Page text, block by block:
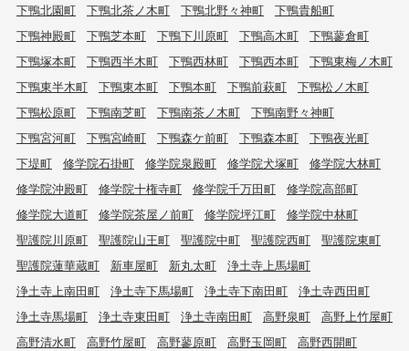
下鴨北園町
下鴨北茶ノ木町 下鴨北野々神町
下鴨貴船町
下鴨神殿町
下鴨芝本町 下鴨下川原町 下鴨高木町
下鴨蓼倉町
下鴨塚本町
下鴨西半木町 下鴨西林町 下鴨西本町
下鴨東梅ノ木町
下鴨東半木町
下鴨東本町 下鴨本町 下鴨前萩町
下鴨松ノ木町
下鴨松原町
下鴨南芝町 下鴨南茶ノ木町
下鴨南野々神町
下鴨宮河町
下鴨宮崎町 下鴨森ケ前町 下鴨森本町
下鴨夜光町
下堤町
修学院石掛町 修学院泉殿町 修学院犬塚町
修学院大林町
修学院沖殿町
修学院十権寺町 修学院千万田町
修学院高部町
修学院大道町
修学院茶屋ノ前町 修学院坪江町
修学院中林町
聖護院川原町
聖護院山王町 聖護院中町 聖護院西町
聖護院東町
聖護院蓮華蔵町
新車屋町 新丸太町
浄土寺上馬場町
浄土寺上南田町
浄土寺下馬場町 浄土寺下南田町
浄土寺西田町
浄土寺馬場町
浄土寺東田町 浄土寺南田町 高野泉町
高野上竹屋町
高野清水町
高野竹屋町 高野蓼原町 高野玉岡町
高野西開町